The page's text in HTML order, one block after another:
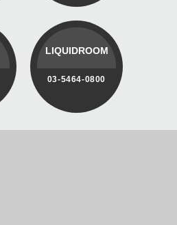
LIQUIDROOM
03-5464-0800